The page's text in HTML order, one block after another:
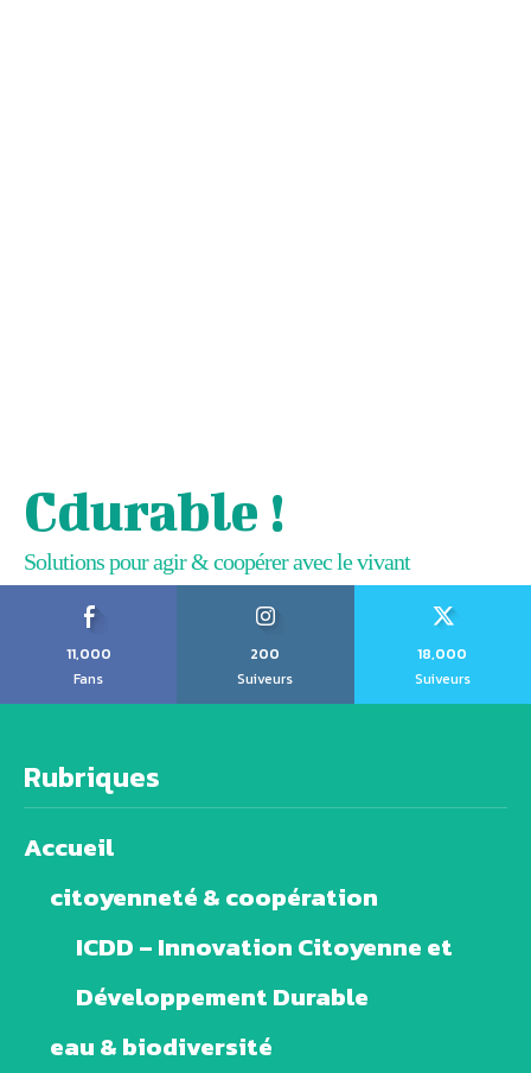
Cdurable !
Solutions pour agir & coopérer avec le vivant
11,000
Fans
200
Suiveurs
18,000
Suiveurs
Rubriques
Accueil
citoyenneté & coopération
ICDD – Innovation Citoyenne et
Développement Durable
eau & biodiversité